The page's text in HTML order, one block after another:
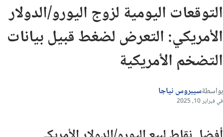
التوقعات اليومية لزوج اليورو/الدولار
الأمريكي: التعرض لضغط قبيل بيانات
التضخم الأمريكية
بواسطةسيبروس نياجا
في فبراير 10, 2025